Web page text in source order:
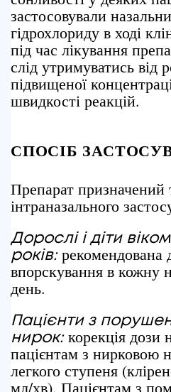
застосовували
гідрохлориду в ході
під час лікування
слід утримуватись від
підвищеної
швидкості реакцій.
СПОСІБ
Препарат призначений
інтраназального
Дорослі ідіти віком
років:рекомендована
впорскування в кожну
день.
Пацієнти з
нирок:корекція дози
пацієнтам з нирковою
легкого ступеня
мл/хв). Пацієнтам з